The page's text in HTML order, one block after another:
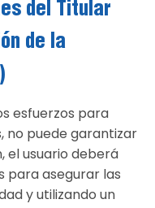
del Titular
de la
esfuerzos para
no puede garantizar
el usuario deberá
para asegurar las
y utilizando un